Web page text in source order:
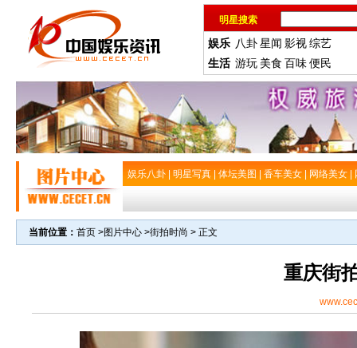
明星搜索
娱乐 八卦星闻 影视综艺
生活 游玩 美食 百味便民
娱乐八卦 明星写真 体坛美图 香车美女 网络美女
当前位置： 首页 >图片中心 >街拍时尚 > 正文
重庆街